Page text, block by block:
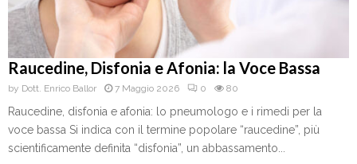
Raucedine, Disfonia e Afonia: la Voce Bassa
by Dott. Enrico Ballor 7 Maggio 2026 0 80
Raucedine, disfonia e afonia: lo pneumologo e i rimedi per la
voce bassa Si indica con il termine popolare “raucedine”, più
scientificamente definita “disfonia”, un abbassamento...